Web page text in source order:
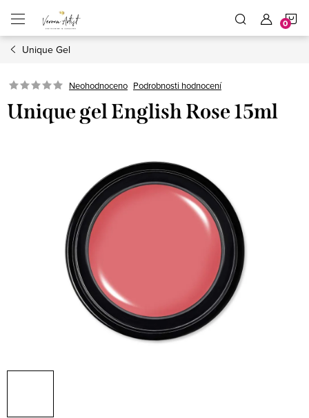
obsah
Unique Gel
Neohodnoceno Podrobnosti hodnocení
Unique gel English Rose 15ml